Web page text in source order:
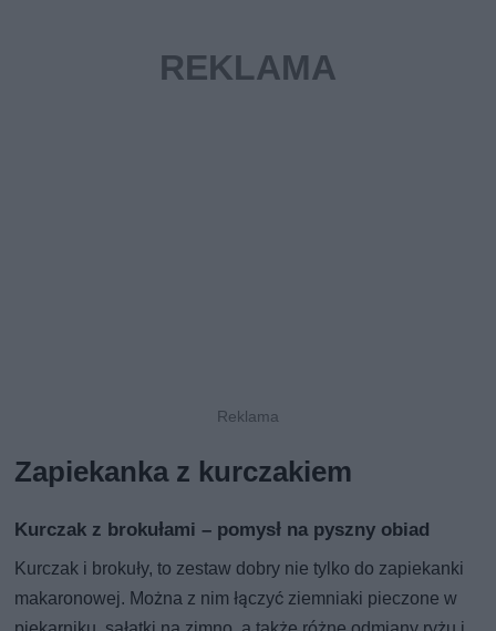
Zapiekanka z kurczakiem
Kurczak z brokułami – pomysł na pyszny obiad
Kurczak i brokuły, to zestaw dobry nie tylko do zapiekanki
makaronowej. Można z nim łączyć ziemniaki pieczone w